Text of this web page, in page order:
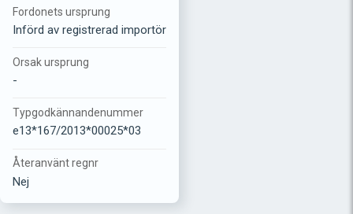
Fordonets ursprung
Införd av registrerad importör
Orsak ursprung
-
Typgodkännandenummer
e13*167/2013*00025*03
Återanvänt regnr
Nej